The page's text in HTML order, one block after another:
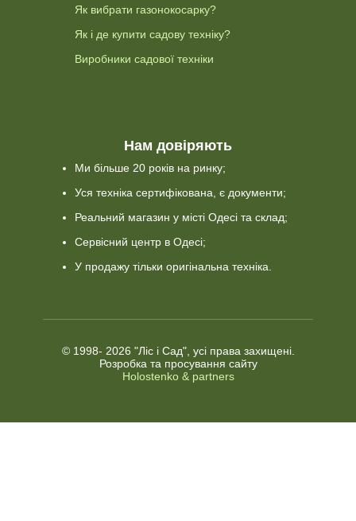
Як вибрати газонокосарку?
Як і де купити садову техніку?
Виробники садової техніки
Нам довіряють
Ми більше 20 років на ринку;
Уся техніка сертифікована, є документи;
Реальний магазин у місті Одесі та склад;
Сервісний центр в Одесі;
У продажу тільки оригінальна техніка.
© 1998- 2026 "Ліс і Сад", усі права захищені.
Розробка та просування сайту
Holostenko & partners